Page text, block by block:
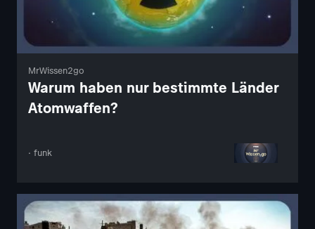
MrWissen2go
Warum haben nur bestimmte Länder
Atomwaffen?
· funk